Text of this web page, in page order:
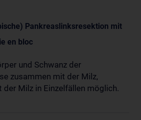
Pankreaslinksresektion mit
en bloc
und Schwanz der
zusammen mit der Milz,
der Milz in Einzelfällen möglich.